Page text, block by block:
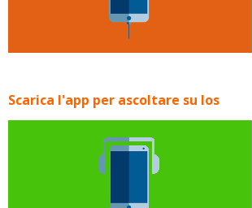
Scarica l'app per ascoltare su Ios